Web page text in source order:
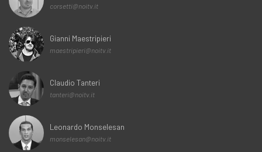
corsetti@noitv.it
Gianni Maestripieri
maestripieri@noitv.it
Claudio Tanteri
tanteri@noitv.it
Leonardo Monselesan
monselesan@noitv.it